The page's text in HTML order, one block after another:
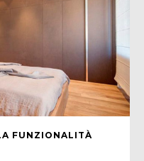
FUNZIONALITÀ